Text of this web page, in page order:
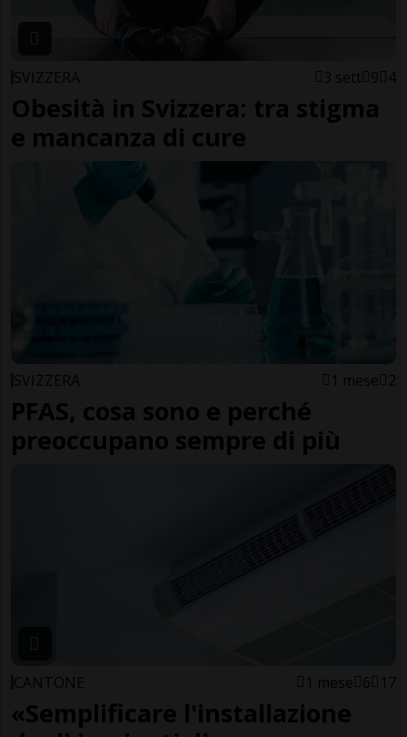
SVIZZERA 3 sett 9 4
Obesità in Svizzera: tra stigma
e mancanza di cure
SVIZZERA 1 mese 2
PFAS, cosa sono e perché
preoccupano sempre di più
CANTONE 1 mese 6 17
«Semplificare l'installazione